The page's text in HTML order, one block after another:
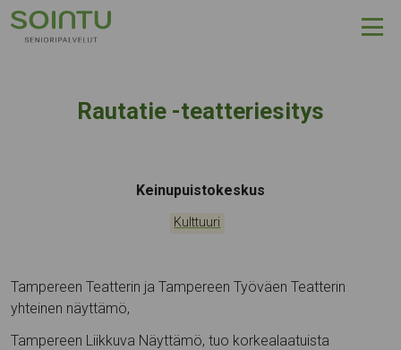
Hyppää sisältöön
Rautatie -teatteriesitys
Tapahtumapaikka:
Keinupuistokeskus
Kategoriat:
Kulttuuri
Tampereen Teatterin ja Tampereen Työväen Teatterin
yhteinen näyttämö,
Tampereen Liikkuva Näyttämö, tuo korkealaatuista